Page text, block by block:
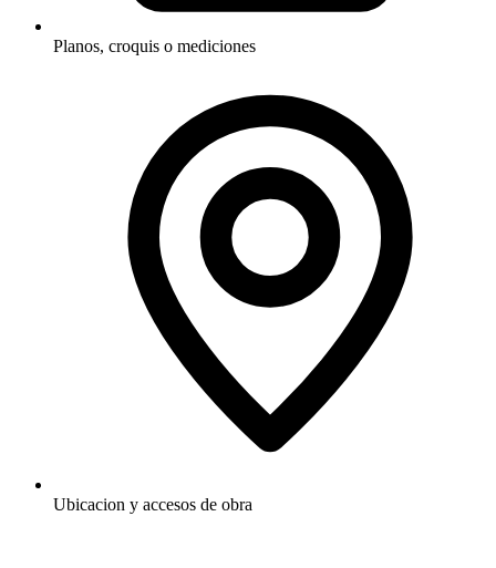
Planos, croquis o mediciones
Ubicacion y accesos de obra